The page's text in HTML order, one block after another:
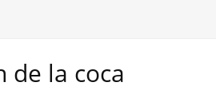
de la coca